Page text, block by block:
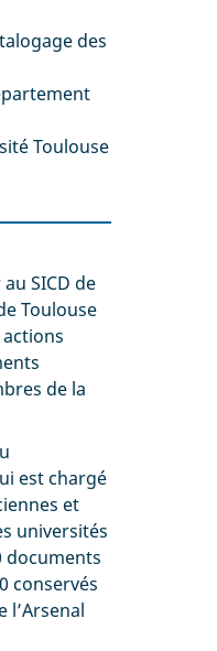
des
Toulouse
SICD de
Toulouse
de la
est chargé
et
universités
documents
conservés
l’Arsenal